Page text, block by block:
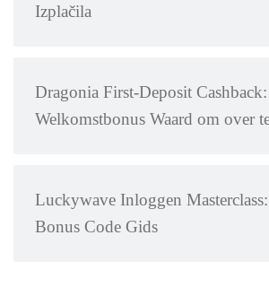
Izplačila
Dragonia First-Deposit
Welkomstbonus Waard om over
Luckywave Inloggen
Bonus Code Gids